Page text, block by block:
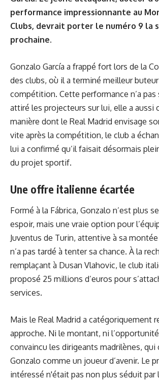
performance impressionnante au
Clubs, devrait porter le numéro 9 la
prochaine.
Gonzalo García a frappé fort lors de la
des clubs, où il a terminé meilleur
compétition. Cette performance n’a
attiré les projecteurs sur lui, elle a aussi
manière dont le Real Madrid envisage
vite après la compétition, le club a
lui a confirmé qu’il faisait désormais
du projet sportif.
Une offre italienne écartée
Formé à la Fábrica, Gonzalo n’est plus
espoir, mais une vraie option pour
Juventus de Turin, attentive à sa
n’a pas tardé à tenter sa chance. À la
remplaçant à Dusan Vlahovic, le club
proposé 25 millions d’euros pour
services.
Mais le Real Madrid a catégoriquement
approche. Ni le montant, ni
convaincu les dirigeants madrilènes, qui
Gonzalo comme un joueur d’avenir. Le
intéressé n'était pas non plus séduit par